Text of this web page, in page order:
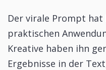
Der virale Prompt hat
praktischen
Kreative haben ihn
Ergebnisse in der